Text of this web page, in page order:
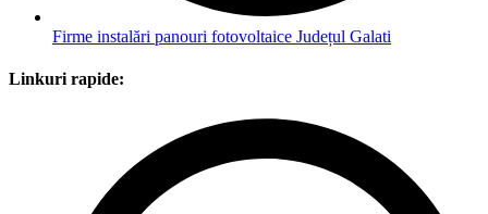
Firme instalări panouri fotovoltaice Județul Galati
Linkuri rapide: